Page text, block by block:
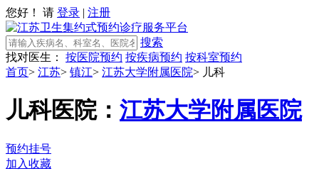
您好！ 请 登录 | 注册
搜索
找对医生：
按医院预约 按疾病预约 按科室预约
首页> 江苏> 镇江> 江苏大学附属医院> 儿科
儿科医院： 江苏大学附属医院
预约挂号
加入收藏